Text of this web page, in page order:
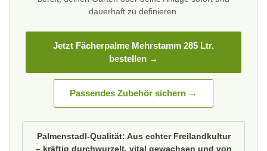
dauerhaft zu definieren.
Jetzt Fächerpalme Mehrstamm 285 Ltr.
bestellen →
Passendes Zubehör sichern →
Palmenstadl-Qualität: Aus echter Freilandkultur
– kräftig durchwurzelt, vital gewachsen und von